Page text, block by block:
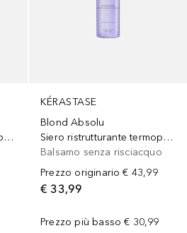
Balsamo riparatore anti-rottura per capelli deboli e danneggiati
KÉRASTASE
Blond Absolu
Siero ristrutturante termoprotettore per capelli biondi
Balsamo senza risciacquo
Prezzo originario € 43,99
€ 33,99
Prezzo più basso € 30,99